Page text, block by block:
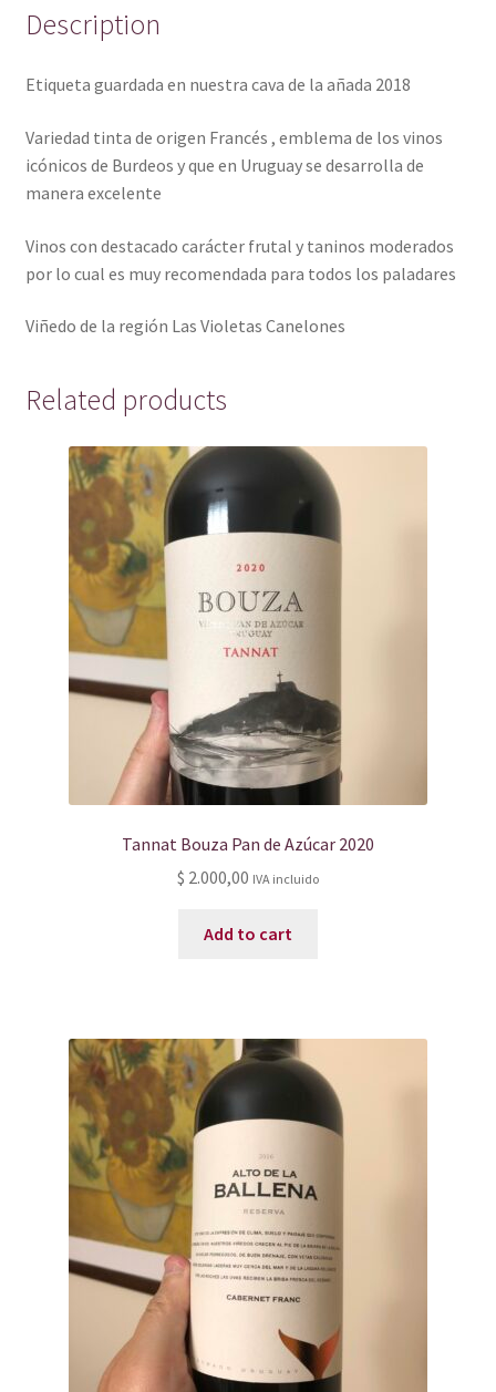
Description
Etiqueta guardada en nuestra cava de la añada 2018
Variedad tinta de origen Francés , emblema de los vinos
icónicos de Burdeos y que en Uruguay se desarrolla de
manera excelente
Vinos con destacado carácter frutal y taninos moderados
por lo cual es muy recomendada para todos los paladares
Viñedo de la región Las Violetas Canelones
Related products
Tannat Bouza Pan de Azúcar 2020
$ 2.000,00 IVA incluido
Add to cart